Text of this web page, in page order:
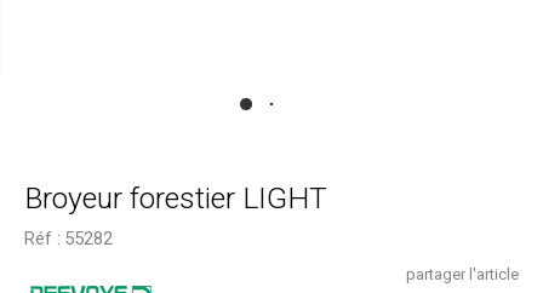
Broyeur forestier LIGHT
Réf : 55282
partager l'article